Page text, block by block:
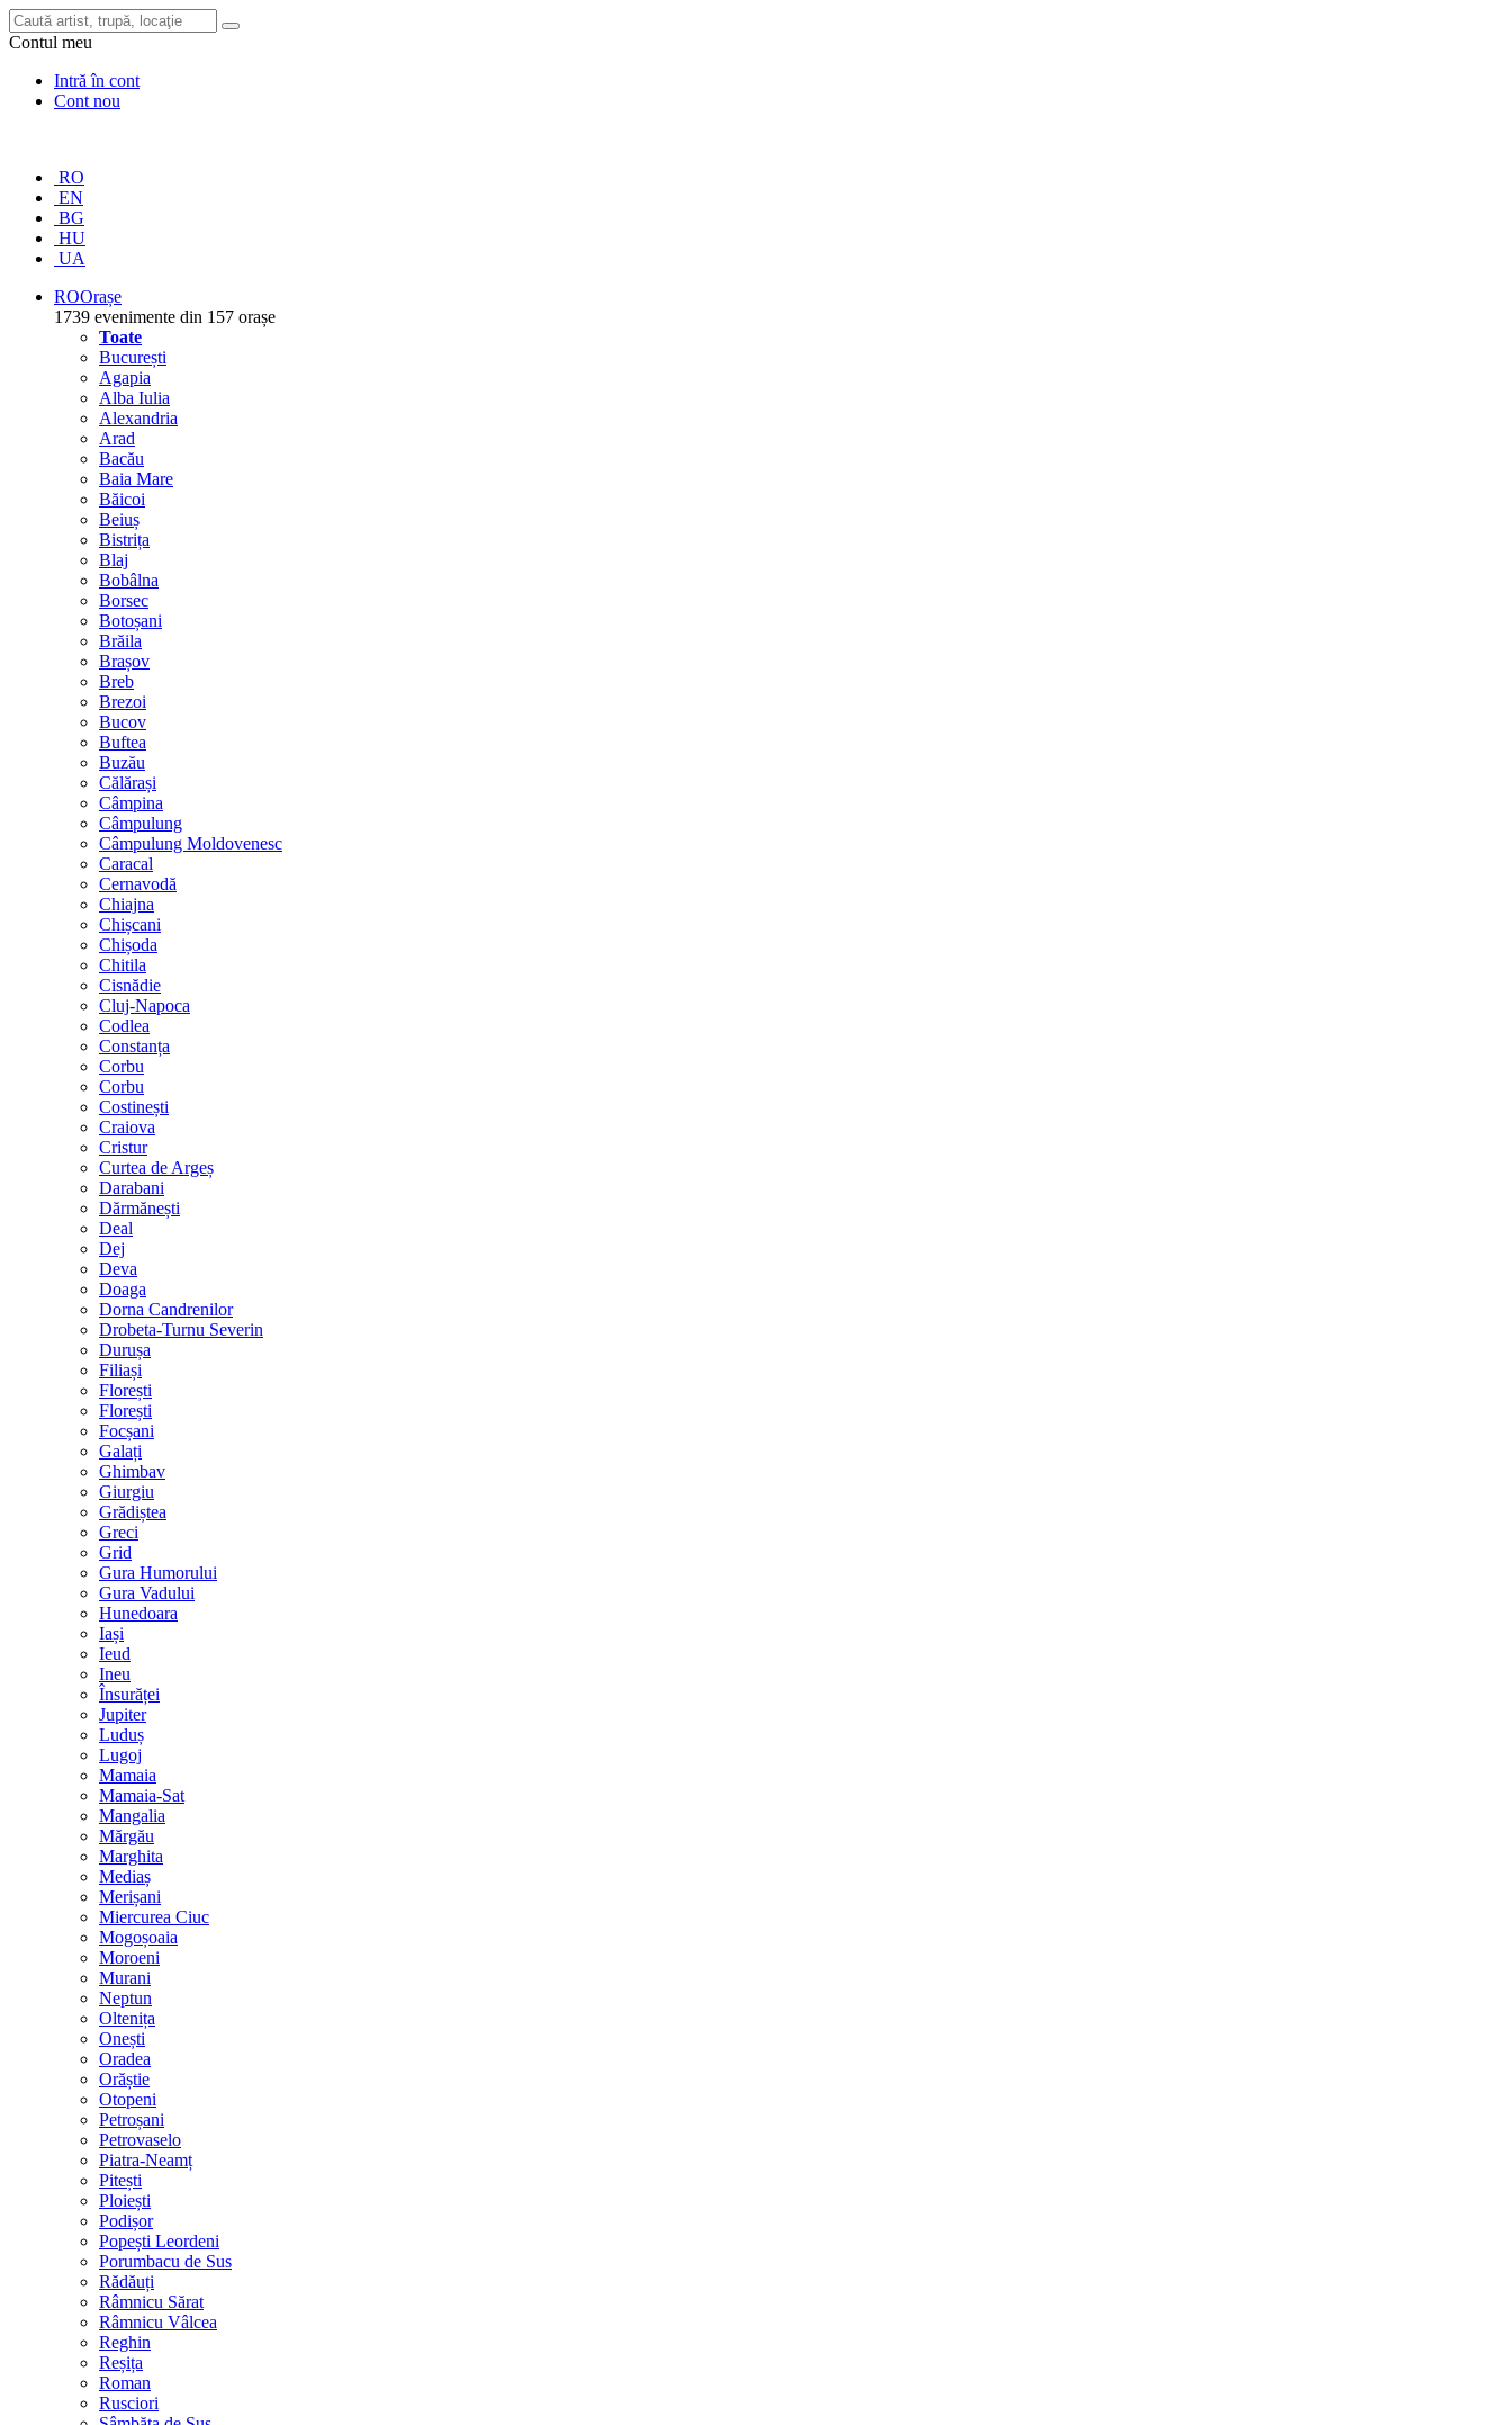
Contul meu
Intră în cont
Cont nou
RO
EN
BG
HU
UA
ROOrașe
1739 evenimente din 157 orașe
Toate
București
Agapia
Alba Iulia
Alexandria
Arad
Bacău
Baia Mare
Băicoi
Beiuș
Bistrița
Blaj
Bobâlna
Borsec
Botoșani
Brăila
Brașov
Breb
Brezoi
Bucov
Buftea
Buzău
Călărași
Câmpina
Câmpulung
Câmpulung Moldovenesc
Caracal
Cernavodă
Chiajna
Chișcani
Chișoda
Chitila
Cisnădie
Cluj-Napoca
Codlea
Constanța
Corbu
Corbu
Costinești
Craiova
Cristur
Curtea de Argeș
Darabani
Dărmănești
Deal
Dej
Deva
Doaga
Dorna Candrenilor
Drobeta-Turnu Severin
Durușa
Filiași
Florești
Florești
Focșani
Galați
Ghimbav
Giurgiu
Grădiștea
Greci
Grid
Gura Humorului
Gura Vadului
Hunedoara
Iași
Ieud
Ineu
Însurăței
Jupiter
Luduș
Lugoj
Mamaia
Mamaia-Sat
Mangalia
Mărgău
Marghita
Mediaș
Merișani
Miercurea Ciuc
Mogoșoaia
Moroeni
Murani
Neptun
Oltenița
Onești
Oradea
Orăștie
Otopeni
Petroșani
Petrovaselo
Piatra-Neamț
Pitești
Ploiești
Podișor
Popești Leordeni
Porumbacu de Sus
Rădăuți
Râmnicu Sărat
Râmnicu Vâlcea
Reghin
Reșița
Roman
Rusciori